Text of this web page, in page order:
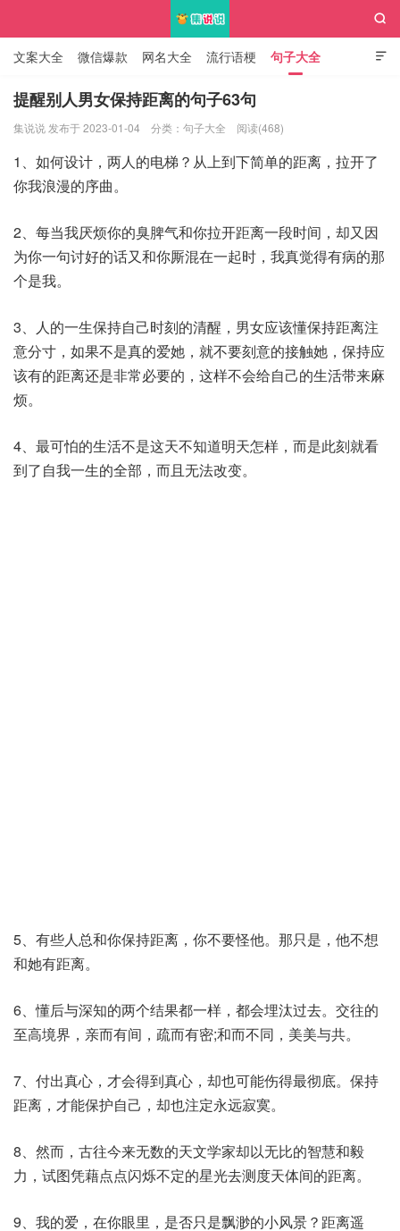

文案大全 微信爆款 网名大全 流行语梗 句子大全
知识大全

提醒别人男女保持距离的句子63句
集说说 发布于 2023-01-04 分类： 句子大全 阅读(468)
1、如何设计，两人的电梯？从上到下简单的距离，拉开了
你我浪漫的序曲。
2、每当我厌烦你的臭脾气和你拉开距离一段时间，却又因
为你一句讨好的话又和你厮混在一起时，我真觉得有病的那
个是我。
3、人的一生保持自己时刻的清醒，男女应该懂保持距离注
意分寸，如果不是真的爱她，就不要刻意的接触她，保持应
该有的距离还是非常必要的，这样不会给自己的生活带来麻
烦。
4、最可怕的生活不是这天不知道明天怎样，而是此刻就看
到了自我一生的全部，而且无法改变。
5、有些人总和你保持距离，你不要怪他。那只是，他不想
和她有距离。
6、懂后与深知的两个结果都一样，都会埋汰过去。交往的
至高境界，亲而有间，疏而有密;和而不同，美美与共。
7、付出真心，才会得到真心，却也可能伤得最彻底。保持
距离，才能保护自己，却也注定永远寂寞。
8、然而，古往今来无数的天文学家却以无比的智慧和毅
力，试图凭藉点点闪烁不定的星光去测度天体间的距离。
9、我的爱，在你眼里，是否只是飘渺的小风景？距离遥